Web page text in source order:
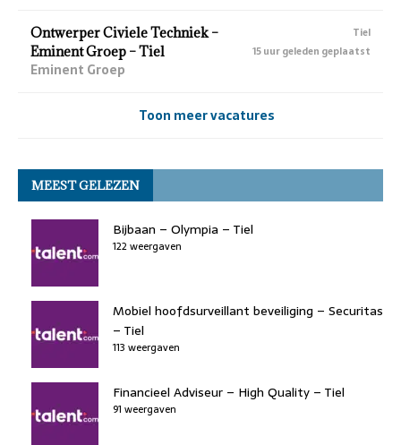
Ontwerper Civiele Techniek –
Eminent Groep – Tiel
Eminent Groep
Tiel
15 uur geleden geplaatst
Toon meer vacatures
MEEST GELEZEN
Bijbaan – Olympia – Tiel
122 weergaven
Mobiel hoofdsurveillant beveiliging – Securitas
– Tiel
113 weergaven
Financieel Adviseur – High Quality – Tiel
91 weergaven